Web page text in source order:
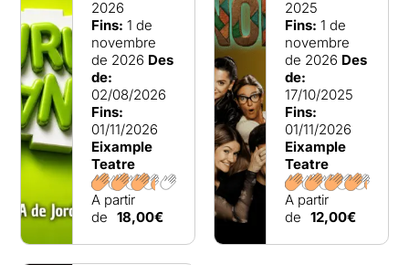
2026
Fins: 1 de
novembre
de 2026 Des
de:
02/08/2026
Fins:
01/11/2026
Eixample
Teatre
A partir
de 18,00€
2025
Fins: 1 de
novembre
de 2026 Des
de:
17/10/2025
Fins:
01/11/2026
Eixample
Teatre
A partir
de 12,00€